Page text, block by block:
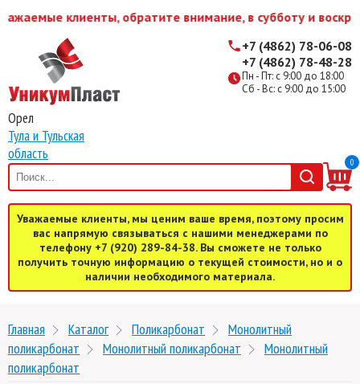
клиенты, обратите внимание, в субботу и
Орел
Тула и Тульская
область
Пн - Пт: с 9:00 до 18:00
Сб - Вс: с 9:00 до 15:00
+7 (4862) 78-06-08
+7 (4862) 78-48-28
0
Уважаемые клиенты, мы ценим ваше время, поэтому просим
вас напрямую связываться с нашими менеджерами по
телефону +7 (920) 289-84-38. Вы сможете не только
получить точную информацию о текущей стоимости, но и о
наличии необходимого материала.
Главная Каталог Поликарбонат
Монолитный
поликарбонат
Монолитный поликарбонат
Монолитный
поликарбонат